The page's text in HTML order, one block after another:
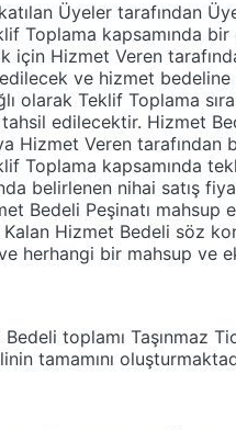
Üyeler tarafından
Toplama kapsamında
için Hizmet Veren
edilecek ve hizmet
olarak Teklif Toplama
edilecektir. Hizmet
Hizmet Veren
Toplama kapsamında
belirlenen nihai satış
Bedeli Peşinatı mahsup
Hizmet Bedeli söz
herhangi bir mahsup ve
toplamı Taşınmaz
tamamını